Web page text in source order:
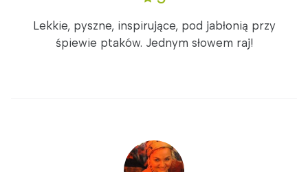
Lekkie, pyszne, inspirujące, pod jabłonią przy
śpiewie ptaków. Jednym słowem raj!